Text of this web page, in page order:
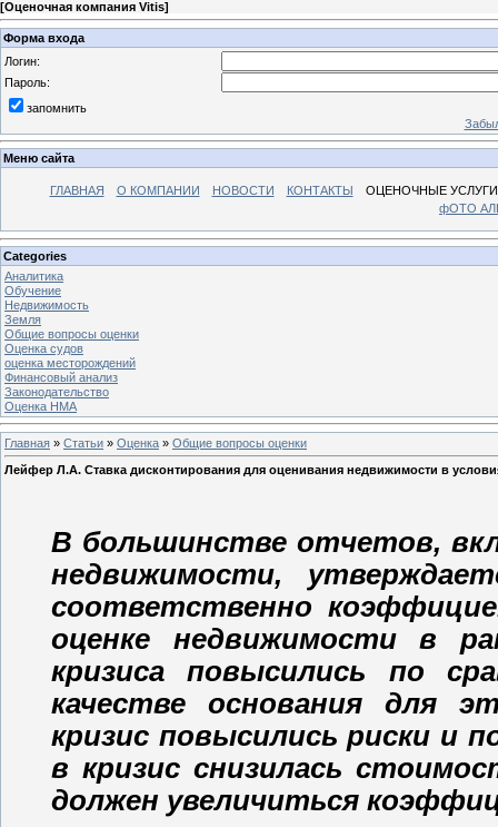
[Оценочная компания Vitis]
Форма входа
Логин:
Пароль:
запомнить
Меню сайта
ГЛАВНАЯ О КОМПАНИИ НОВОСТИ КОНТАКТЫ
ОЦЕНОЧНЫЕ УСЛУГИ
фОТО
Categories
Аналитика
Обучение
Недвижимость
Земля
Общие вопросы оценки
Оценка судов
оценка месторождений
Финансовый анализ
Законодательство
Оценка НМА
Главная » Статьи » Оценка » Общие вопросы оценки
Лейфер Л.А. Ставка дисконтирования для оценивания недвижимости в
В большинстве отчетов,
недвижимости,
соответственно
оценке недвижимости в
кризиса повысились по
качестве основания для
кризис повысились риски и
в кризис снизилась
должен увеличиться